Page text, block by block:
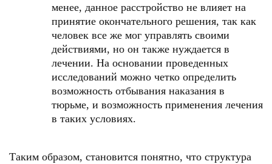
менее, данное расстройство не влияет на
принятие окончательного решения, так как
человек все же мог управлять своими
действиями, но он также нуждается в
лечении. На основании проведенных
исследований можно четко определить
возможность отбывания наказания в
тюрьме, и возможность применения лечения
в таких условиях.
Таким образом, становится понятно, что структура